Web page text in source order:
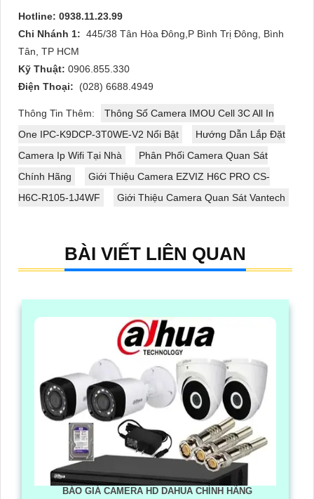
Hotline: 0938.11.23.99
Chi Nhánh 1: 445/38 Tân Hòa Đông,P Bình Trị Đông, Bình
Tân, TP HCM
Kỹ Thuật: 0906.855.330
Điện Thoại:
(028) 6688.4949
Thông Tin Thêm:
Thông Số Camera IMOU Cell 3C All In
One IPC-K9DCP-3T0WE-V2 Nổi Bật
Hướng Dẫn Lắp Đặt
Camera Ip Wifi Tại Nhà
Phân Phối Camera Quan Sát
Chính Hãng
Giới Thiệu Camera EZVIZ H6C PRO CS-
H6C-R105-1J4WF
Giới Thiệu Camera Quan Sát Vantech
BÀI VIẾT LIÊN QUAN
BÁO GIÁ CAMERA HD DAHUA CHÍNH HÃNG